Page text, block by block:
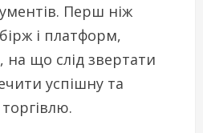
Перш ніж
і платформ,
на що слід звертати
успішну та